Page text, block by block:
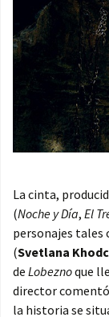
La cinta,
(Noche y Día, El
personajes tales
(Svetlana
de Lobeznoque
director
la historia se